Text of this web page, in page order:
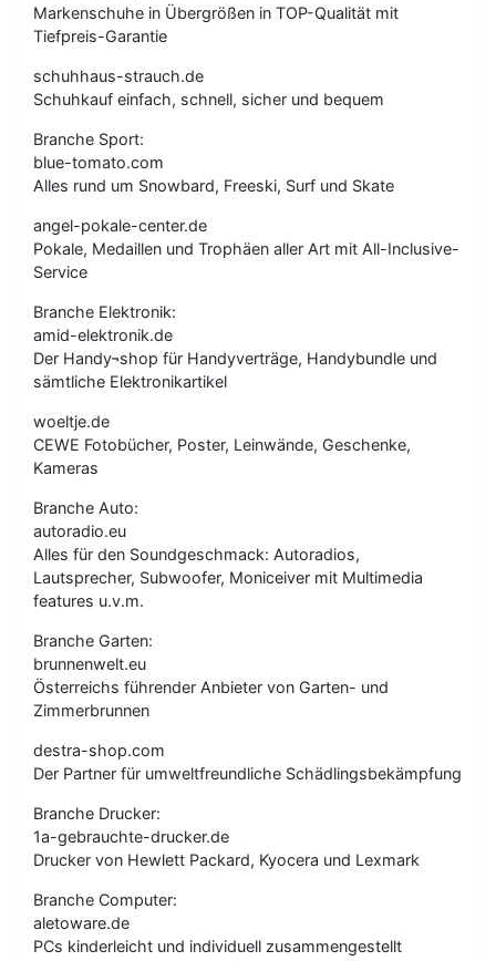
Markenschuhe in Übergrößen in TOP-Qualität mit
Tiefpreis-Garantie
schuhhaus-strauch.de
Schuhkauf einfach, schnell, sicher und bequem
Branche Sport:
blue-tomato.com
Alles rund um Snowbard, Freeski, Surf und Skate
angel-pokale-center.de
Pokale, Medaillen und Trophäen aller Art mit All-Inclusive-
Service
Branche Elektronik:
amid-elektronik.de
Der Handy¬shop für Handyverträge, Handybundle und
sämtliche Elektronikartikel
woeltje.de
CEWE Fotobücher, Poster, Leinwände, Geschenke,
Kameras
Branche Auto:
autoradio.eu
Alles für den Soundgeschmack: Autoradios,
Lautsprecher, Subwoofer, Moniceiver mit Multimedia
features u.v.m.
Branche Garten:
brunnenwelt.eu
Österreichs führender Anbieter von Garten- und
Zimmerbrunnen
destra-shop.com
Der Partner für umweltfreundliche Schädlingsbekämpfung
Branche Drucker:
1a-gebrauchte-drucker.de
Drucker von Hewlett Packard, Kyocera und Lexmark
Branche Computer:
aletoware.de
PCs kinderleicht und individuell zusammengestellt